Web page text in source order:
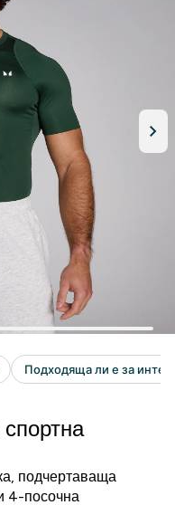
подчертаваща
4-посочна